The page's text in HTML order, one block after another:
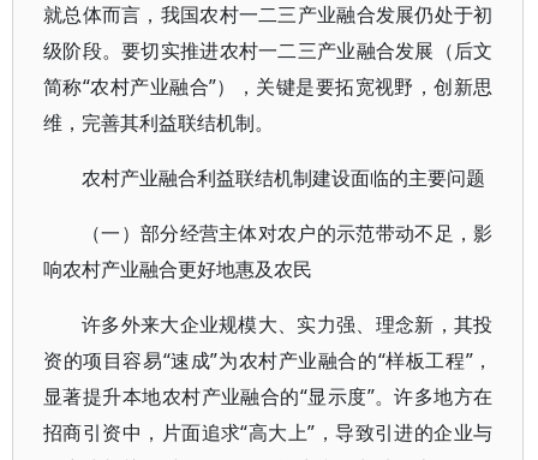
就总体而言，我国农村一二三产业融合发展仍处于初
级阶段。要切实推进农村一二三产业融合发展（后文
简称“农村产业融合”），关键是要拓宽视野，创新思
维，完善其利益联结机制。
农村产业融合利益联结机制建设面临的主要问题
（一）部分经营主体对农户的示范带动不足，影
响农村产业融合更好地惠及农民
许多外来大企业规模大、实力强、理念新，其投
资的项目容易“速成”为农村产业融合的“样板工程”，
显著提升本地农村产业融合的“显示度”。许多地方在
招商引资中，片面追求“高大上”，导致引进的企业与